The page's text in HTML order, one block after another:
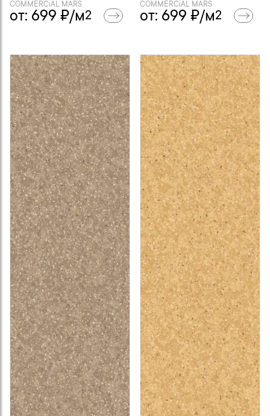
COMMERCiAL MARS
от: 699 ₽/м2
COMMERCiAL MARS
от: 699 ₽/м2